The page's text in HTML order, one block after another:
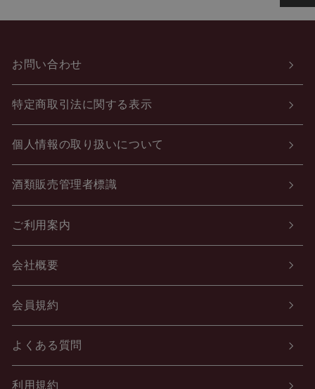
お問い合わせ
特定商取引法に関する表示
個人情報の取り扱いについて
酒類販売管理者標識
ご利用案内
会社概要
会員規約
よくある質問
利用規約